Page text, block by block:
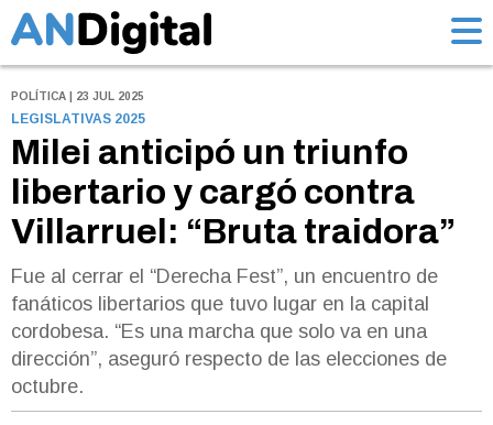
POLÍTICA | 23 JUL 2025
LEGISLATIVAS 2025
Milei anticipó un triunfo
libertario y cargó contra
Villarruel: “Bruta traidora”
Fue al cerrar el “Derecha Fest”, un encuentro de
fanáticos libertarios que tuvo lugar en la capital
cordobesa. “Es una marcha que solo va en una
dirección”, aseguró respecto de las elecciones de
octubre.